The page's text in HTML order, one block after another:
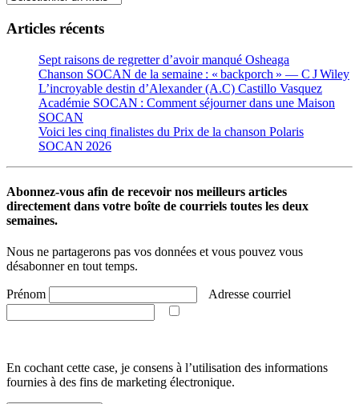
Articles récents
Sept raisons de regretter d’avoir manqué Osheaga
Chanson SOCAN de la semaine : « backporch » — C J Wiley
L’incroyable destin d’Alexander (A.C) Castillo Vasquez
Académie SOCAN : Comment séjourner dans une Maison
SOCAN
Voici les cinq finalistes du Prix de la chanson Polaris
SOCAN 2026
Abonnez-vous afin de recevoir nos meilleurs articles
directement dans votre boîte de courriels toutes les deux
semaines.
Nous ne partagerons pas vos données et vous pouvez vous
désabonner en tout temps.
Prénom Adresse courriel
En cochant cette case, je consens à l’utilisation des informations
fournies à des fins de marketing électronique.